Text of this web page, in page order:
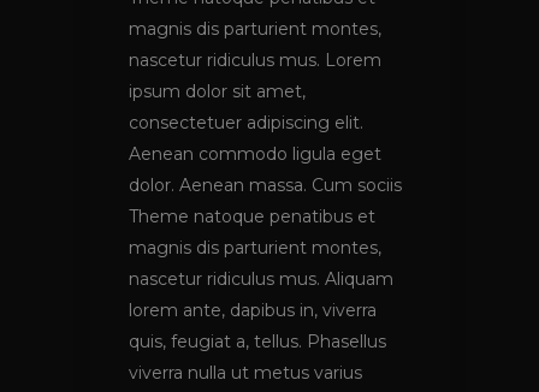
magnis dis parturient montes,
nascetur ridiculus mus. Lorem
ipsum dolor sit amet,
consectetuer adipiscing elit.
Aenean commodo ligula eget
dolor. Aenean massa. Cum sociis
Theme natoque penatibus et
magnis dis parturient montes,
nascetur ridiculus mus. Aliquam
lorem ante, dapibus in, viverra
quis, feugiat a, tellus. Phasellus
viverra nulla ut metus varius